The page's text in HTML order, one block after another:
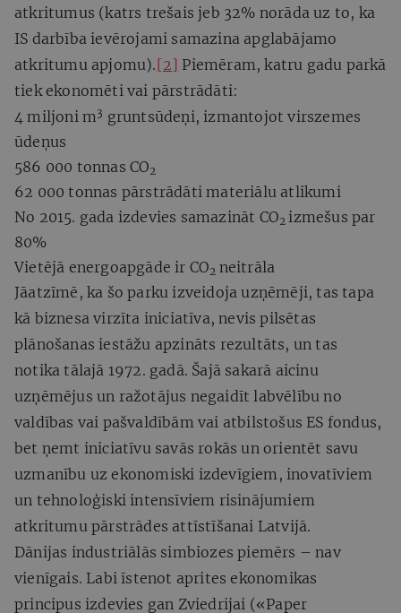
atkritumus (katrs trešais jeb 32% norāda uz to, ka
IS darbība ievērojami samazina apglabājamo
atkritumu apjomu).[2] Piemēram, katru gadu parkā
tiek ekonomēti vai pārstrādāti:
4 miljoni m 3 gruntsūdeņi, izmantojot virszemes
ūdeņus
586 000 tonnas CO2
62 000 tonnas pārstrādāti materiālu atlikumi
No 2015. gada izdevies samazināt CO2izmešus par
80%
Vietējā energoapgāde ir CO2 neitrāla
Jāatzīmē, ka šo parku izveidoja uzņēmēji, tas tapa
kā biznesa virzīta iniciatīva, nevis pilsētas
plānošanas iestāžu apzināts rezultāts, un tas
notika tālajā 1972. gadā. Šajā sakarā aicinu
uzņēmējus un ražotājus negaidīt labvēlību no
valdības vai pašvaldībām vai atbilstošus ES fondus,
bet ņemt iniciatīvu savās rokās un orientēt savu
uzmanību uz ekonomiski izdevīgiem, inovatīviem
un tehnoloģiski intensīviem risinājumiem
atkritumu pārstrādes attīstīšanai Latvijā.
Dānijas industriālās simbiozes piemērs – nav
vienīgais. Labi īstenot aprites ekonomikas
principus izdevies gan Zviedrijai («Paper